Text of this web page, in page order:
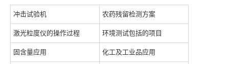
冲击试验机 农药残留检测方案
激光粒度仪的操作过程 环境测试包括的项目
固含量应用 化工及工业品应用